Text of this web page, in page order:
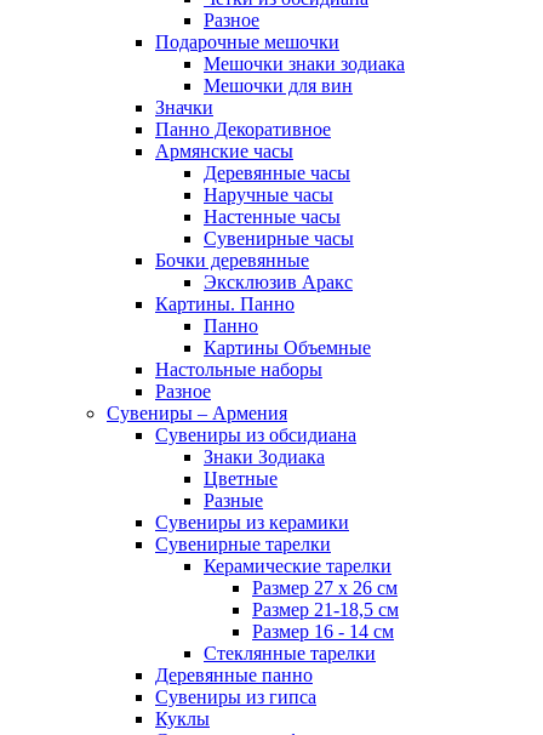
Разное
Подарочные мешочки
Мешочки знаки зодиака
Мешочки для вин
Значки
Панно Декоративное
Армянские часы
Деревянные часы
Наручные часы
Настенные часы
Сувенирные часы
Бочки деревянные
Эксклюзив Аракс
Картины. Панно
Панно
Картины Объемные
Настольные наборы
Разное
Сувениры – Армения
Сувениры из обсидиана
Знаки Зодиака
Цветные
Разные
Сувениры из керамики
Сувенирные тарелки
Керамические тарелки
Размер 27 х 26 см
Размер 21-18,5 см
Размер 16 - 14 см
Стеклянные тарелки
Деревянные панно
Сувениры из гипса
Куклы